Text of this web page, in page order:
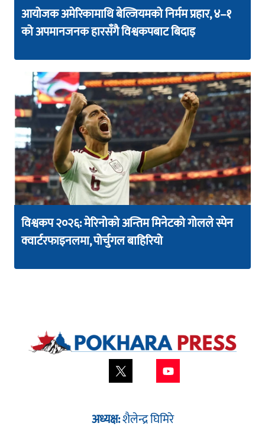
आयोजक अमेरिकामाथि बेल्जियमको निर्मम प्रहार, ४–१
को अपमानजनक हारसँगै विश्वकपबाट बिदाइ
विश्वकप २०२६: मेरिनोको अन्तिम मिनेटको गोलले स्पेन
क्वार्टरफाइनलमा, पोर्चुगल बाहिरियो
अध्यक्ष:शैलेन्द्र घिमिरे